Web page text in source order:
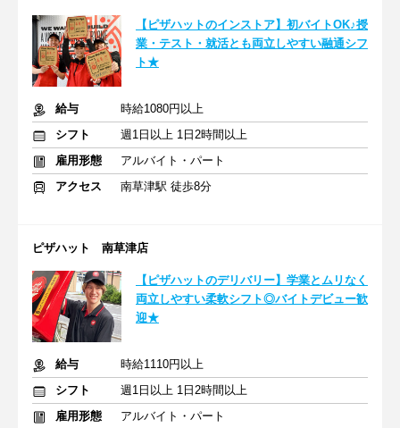
【ピザハットのインストア】初バイトOK♪授
業・テスト・就活とも両立しやすい融通シフ
ト★
給与
時給1080円以上
シフト
週1日以上 1日2時間以上
雇用形態
アルバイト・パート
アクセス
南草津駅 徒歩8分
ピザハット 南草津店
【ピザハットのデリバリー】学業とムリなく
両立しやすい柔軟シフト◎バイトデビュー歓
迎★
給与
時給1110円以上
シフト
週1日以上 1日2時間以上
雇用形態
アルバイト・パート